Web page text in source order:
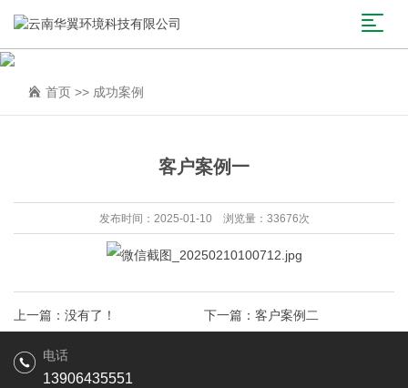
首页 >> 成功案例
客户案例一
发布时间：2025-01-10 浏览量：33676次
上一篇：没有了！ 下一篇： 客户案例二
电话
13906435551